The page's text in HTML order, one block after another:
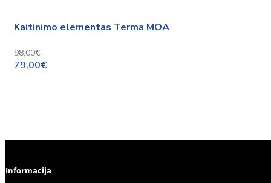
Kaitinimo elementas Terma MOA
98,00€
79,00€
Informacija